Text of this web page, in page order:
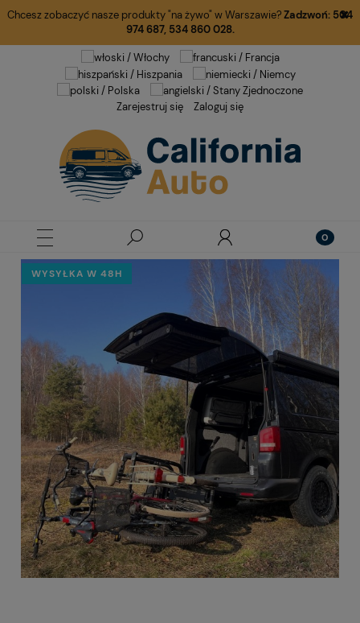
Chcesz zobaczyć nasze produkty "na żywo" w Warszawie?Zadzwoń: 504
974 687, 534 860 028.
Zarejestruj się Zaloguj się
WYSYŁKA W 48H